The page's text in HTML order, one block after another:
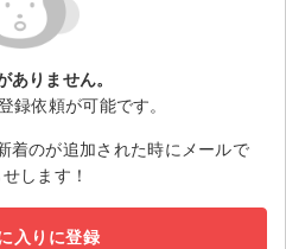
ありません。
録依頼が可能です。
着のが追加された時にメールで
します！
入りに登録